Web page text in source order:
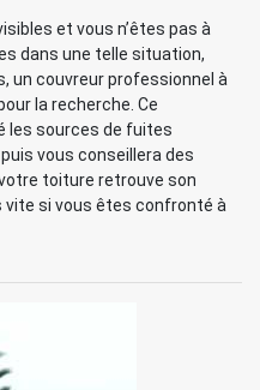
et vous n’êtes pas à
dans une telle situation,
un couvreur professionnel à
la recherche. Ce
les sources de fuites
vous conseillera des
toiture retrouve son
si vous êtes confronté à